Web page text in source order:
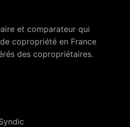
et comparateur qui
copropriété en France
des copropriétaires.